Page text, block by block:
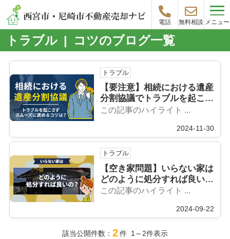
電話 無料相談 メニュー
トラブル | コツのブログ一覧
トラブル
【要注意】相続における遺産
分割協議でトラブルを起こさ
ずスムーズに進めるコツは？
この記事のハイライト ...
2024-11-30
トラブル
【空き家問題】いらない家は
どのように処分すれば良い
の？
この記事のハイライト ...
2024-09-22
該当公開件数： 2件 1～2件表示